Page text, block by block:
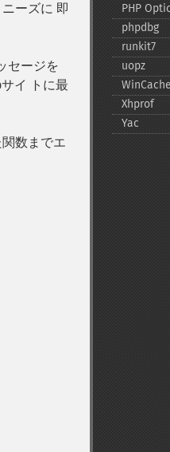
ーズに 即
セージを
イ トに最
数までエ
PHP
phpdbg
runkit7
uopz
WinCache
Xhprof
Yac